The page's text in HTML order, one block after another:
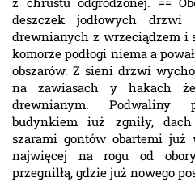
deszczek jodłowych
drewnianych z wrzeciądzem i
komorze podłogi niema a
obszarów. Z sieni drzwi
na zawiasach y hakach
drewnianym. Podwaliny
budynkiem iuż zgniły,
szarami gontów obartemi
najwięcej na rogu od
przegnilłą, gdzie już nowego